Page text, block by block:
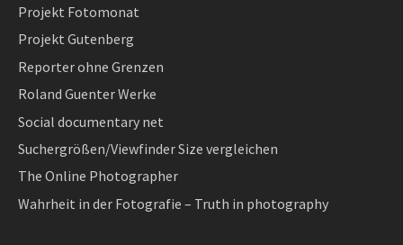
Projekt Fotomonat
Projekt Gutenberg
Reporter ohne Grenzen
Roland Guenter Werke
Social documentary net
Suchergrößen/Viewfinder Size vergleichen
The Online Photographer
Wahrheit in der Fotografie – Truth in photography